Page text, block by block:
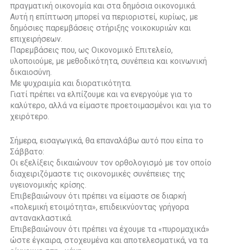
πραγματική οικονομία και στα δημόσια οικονομικά.
Αυτή η επίπτωση μπορεί να περιοριστεί, κυρίως, με
δημόσιες παρεμβάσεις στήριξης νοικοκυριών και
επιχειρήσεων.
Παρεμβάσεις που, ως Οικονομικό Επιτελείο,
υλοποιούμε, με μεθοδικότητα, συνέπεια και κοινωνική
δικαιοσύνη.
Με ψυχραιμία και διορατικότητα.
Γιατί πρέπει να ελπίζουμε και να ενεργούμε για το
καλύτερο, αλλά να είμαστε προετοιμασμένοι και για το
χειρότερο.
Σήμερα, εισαγωγικά, θα επαναλάβω αυτό που είπα το
Σάββατο:
Οι εξελίξεις δικαιώνουν τον ορθολογισμό με τον οποίο
διαχειριζόμαστε τις οικονομικές συνέπειες της
υγειονομικής κρίσης.
Επιβεβαιώνουν ότι πρέπει να είμαστε σε διαρκή
«πολεμική ετοιμότητα», επιδεικνύοντας γρήγορα
αντανακλαστικά.
Επιβεβαιώνουν ότι πρέπει να έχουμε τα «πυρομαχικά»
ώστε έγκαιρα, στοχευμένα και αποτελεσματικά, να τα